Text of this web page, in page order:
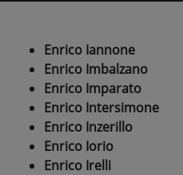
Enrico Iannone
Enrico Imbalzano
Enrico Imparato
Enrico Intersimone
Enrico Inzerillo
Enrico Iorio
Enrico Irelli